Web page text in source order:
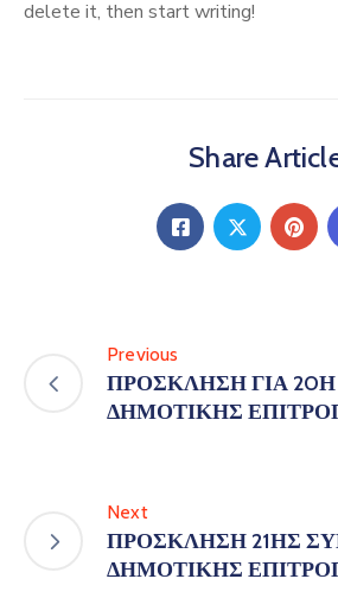
ΠΑΙΔΕΙΑ
delete it, then start writing!
Share
Previous
ΠΡΟΣΚΛΗΣΗ ΓΙΑ
ΔΗΜΟΤΙΚΗΣ
Next
ΠΡΟΣΚΛΗΣΗ 21ΗΣ
ΔΗΜΟΤΙΚΗΣ